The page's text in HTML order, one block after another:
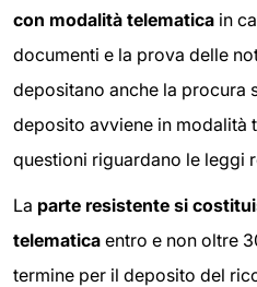
con modalità telematica in
documenti e la prova delle
depositano anche la procura
deposito avviene in modalità
questioni riguardano le leggi
La parte resistente si
telematica entro e non oltre
termine per il deposito del